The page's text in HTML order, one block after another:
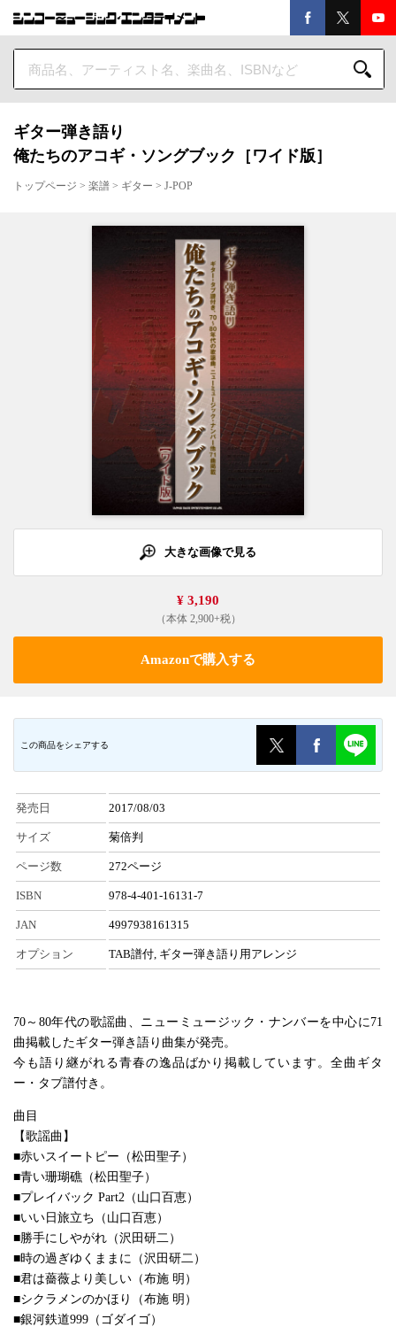
ギター弾き語り
俺たちのアコギ・ソングブック［ワイド版］
トップページ > 楽譜 > ギター > J-POP
大きな画像で見る
¥ 3,190
（本体 2,900+税）
Amazonで購入する
この商品をシェアする
発売日 2017/08/03
サイズ 菊倍判
ページ数 272ページ
ISBN 978-4-401-16131-7
JAN 4997938161315
オプション TAB譜付, ギター弾き語り用アレンジ
70～80年代の歌謡曲、ニューミュージック・ナンバーを中心に71
曲掲載したギター弾き語り曲集が発売。
今も語り継がれる青春の逸品ばかり掲載しています。全曲ギタ
ー・タブ譜付き。
曲目
【歌謡曲】
■赤いスイートピー（松田聖子）
■青い珊瑚礁（松田聖子）
■プレイバック Part2（山口百恵）
■いい日旅立ち（山口百恵）
■勝手にしやがれ（沢田研二）
■時の過ぎゆくままに（沢田研二）
■君は薔薇より美しい（布施 明）
■シクラメンのかほり（布施 明）
■銀河鉄道999（ゴダイゴ）